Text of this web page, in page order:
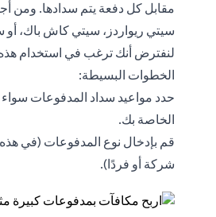
مقابل كل دفعة يتم سدادها. ومن
سيتي ريواردز، سيتي كاش باك،
لنفترض أنك ترغب في استخدام هذه
الخطوات البسيطة:
حدد مواعيد سداد المدفوعات
الخاصة بك.
قم بإدخال نوع المدفوعات (في
شركة أو فردًا).